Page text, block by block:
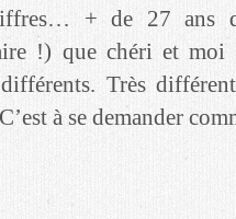
+ de 27 ans
!) que chéri et moi
Très
à se demander